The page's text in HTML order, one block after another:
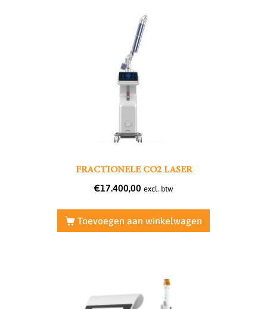
FRACTIONELE CO2 LASER
€17.400,00 excl. btw
Toevoegen aan winkelwagen